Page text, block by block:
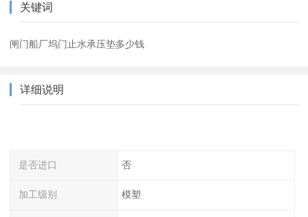
关键词
闸门船厂坞门止水承压垫多少钱
详细说明
是否进口 否
加工级别 模塑